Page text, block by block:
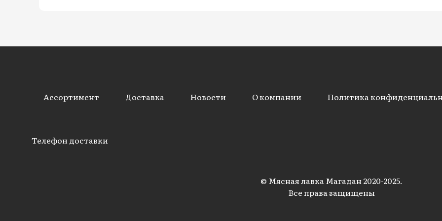
Ассортимент Доставка Новости О компании Политика
Телефон доставки
© Мясная лавка Магадан 2020-2025.
Все права защищены